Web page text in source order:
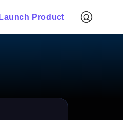
Launch Product